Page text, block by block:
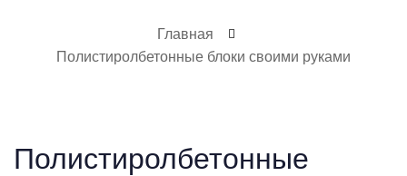
Главная
Полистиролбетонные блоки своими руками
Полистиролбетонные